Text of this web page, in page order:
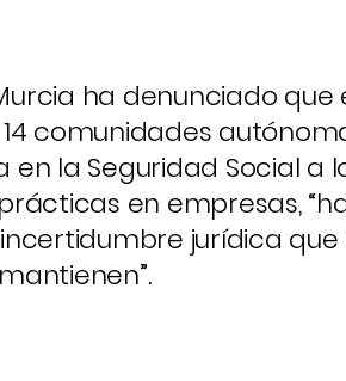
ha denunciado que
comunidades
la Seguridad Social a
en empresas,
jurídica